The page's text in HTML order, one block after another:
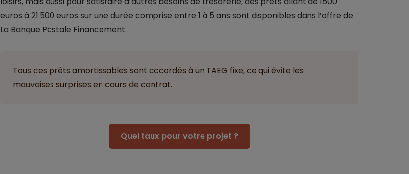
euros à 21 500 euros sur une durée comprise entre 1 à 5 ans sont disponibles dans l’offre de
La Banque Postale Financement.
Tous ces prêts amortissables sont accordés à un TAEG fixe, ce qui évite les
mauvaises surprises en cours de contrat.
Quel taux pour votre projet ?